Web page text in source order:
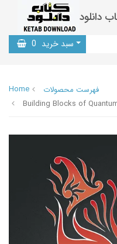
دانلود
سبد خرید 0
Home
فهرست محصولات
Building Blocks of